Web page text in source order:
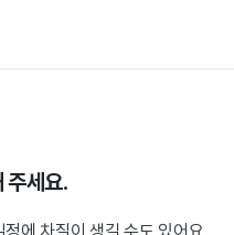
주세요.